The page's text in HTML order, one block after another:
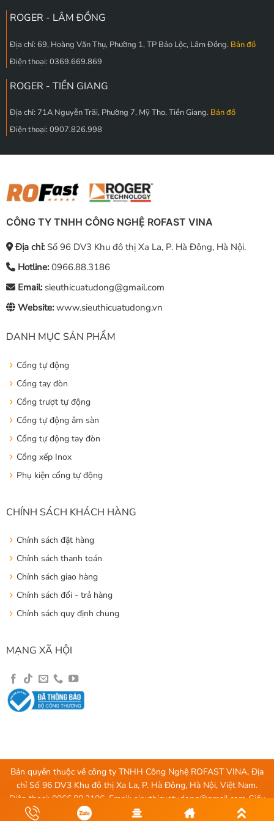
ROGER - LÂM ĐỒNG
Địa chỉ: 69, Hoàng Văn Thụ, Phường 1, TP Bảo Lộc, Lâm Đồng. Bản đồ
Điện thoại: 0369.669.869
ROGER - TIỀN GIANG
Địa chỉ: 71A Nguyễn Trãi, Phường 7, Mỹ Tho, Tiền Giang. Bản đồ
Điện thoại: 0907.826.998
CÔNG TY TNHH CÔNG NGHỆ ROFAST VINA
Địa chỉ:Số 96 DV3 Khu đô thị Xa La, P. Hà Đông, Hà Nội.
Hotline:0966.88.3186
Email: sieuthicuatudong@gmail.com
Website:www.sieuthicuatudong.vn
DANH MỤC SẢN PHẨM
Cổng tự động
Cổng tay đòn
Cổng trượt tự động
Cổng tự động âm sàn
Cổng tự động tay đòn
Cổng xếp Inox
Phụ kiện cổng tự động
CHÍNH SÁCH KHÁCH HÀNG
Chính sách đặt hàng
Chính sách thanh toán
Chính sách giao hàng
Chính sách đổi - trả hàng
Chính sách quy định chung
MẠNG XÃ HỘI
Bản quyền thuộc về công ty TNHH Công Nghệ ROFAST VINA, Địa
chỉ Số 96 DV3 Khu đô thị Xa La, P. Hà Đông, Hà Nội, Việt Nam.
Điện thoại: 0966.88.3186, Email: sieuthicuatudong@gmail.comGiấy
chứng nhận ĐKKD số 0107603723 do Sở Kế Hoạch và Đầu tư